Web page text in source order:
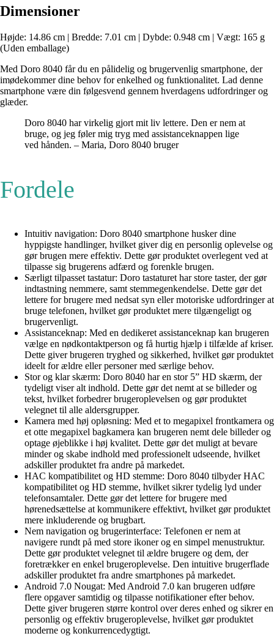
Dimensioner
Højde: 14.86 cm | Bredde: 7.01 cm | Dybde: 0.948 cm | Vægt: 165 g
(Uden emballage)
Med Doro 8040 får du en pålidelig og brugervenlig smartphone, der
imødekommer dine behov for enkelhed og funktionalitet. Lad denne
smartphone være din følgesvend gennem hverdagens udfordringer og
glæder.
Doro 8040 har virkelig gjort mit liv lettere. Den er nem at
bruge, og jeg føler mig tryg med assistanceknappen lige
ved hånden. – Maria, Doro 8040 bruger
Fordele
Intuitiv navigation: Doro 8040 smartphone husker dine
hyppigste handlinger, hvilket giver dig en personlig oplevelse og
gør brugen mere effektiv. Dette gør produktet overlegent ved at
tilpasse sig brugerens adfærd og forenkle brugen.
Særligt tilpasset tastatur: Doro tastaturet har store taster, der gør
indtastning nemmere, samt stemmegenkendelse. Dette gør det
lettere for brugere med nedsat syn eller motoriske udfordringer at
bruge telefonen, hvilket gør produktet mere tilgængeligt og
brugervenligt.
Assistanceknap: Med en dedikeret assistanceknap kan brugeren
vælge en nødkontaktperson og få hurtig hjælp i tilfælde af kriser.
Dette giver brugeren tryghed og sikkerhed, hvilket gør produktet
ideelt for ældre eller personer med særlige behov.
Stor og klar skærm: Doro 8040 har en stor 5” HD skærm, der
tydeligt viser alt indhold. Dette gør det nemt at se billeder og
tekst, hvilket forbedrer brugeroplevelsen og gør produktet
velegnet til alle aldersgrupper.
Kamera med høj opløsning: Med et to megapixel frontkamera og
et otte megapixel bagkamera kan brugeren nemt dele billeder og
optage øjeblikke i høj kvalitet. Dette gør det muligt at bevare
minder og skabe indhold med professionelt udseende, hvilket
adskiller produktet fra andre på markedet.
HAC kompatibilitet og HD stemme: Doro 8040 tilbyder HAC
kompatibilitet og HD stemme, hvilket sikrer tydelig lyd under
telefonsamtaler. Dette gør det lettere for brugere med
hørenedsættelse at kommunikere effektivt, hvilket gør produktet
mere inkluderende og brugbart.
Nem navigation og brugerinterface: Telefonen er nem at
navigere rundt på med store ikoner og en simpel menustruktur.
Dette gør produktet velegnet til ældre brugere og dem, der
foretrækker en enkel brugeroplevelse. Den intuitive brugerflade
adskiller produktet fra andre smartphones på markedet.
Android 7.0 Nougat: Med Android 7.0 kan brugeren udføre
flere opgaver samtidig og tilpasse notifikationer efter behov.
Dette giver brugeren større kontrol over deres enhed og sikrer en
personlig og effektiv brugeroplevelse, hvilket gør produktet
moderne og konkurrencedygtigt.